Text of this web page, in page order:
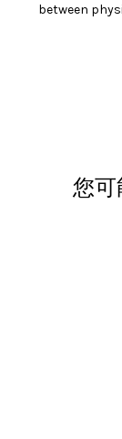
between
您可